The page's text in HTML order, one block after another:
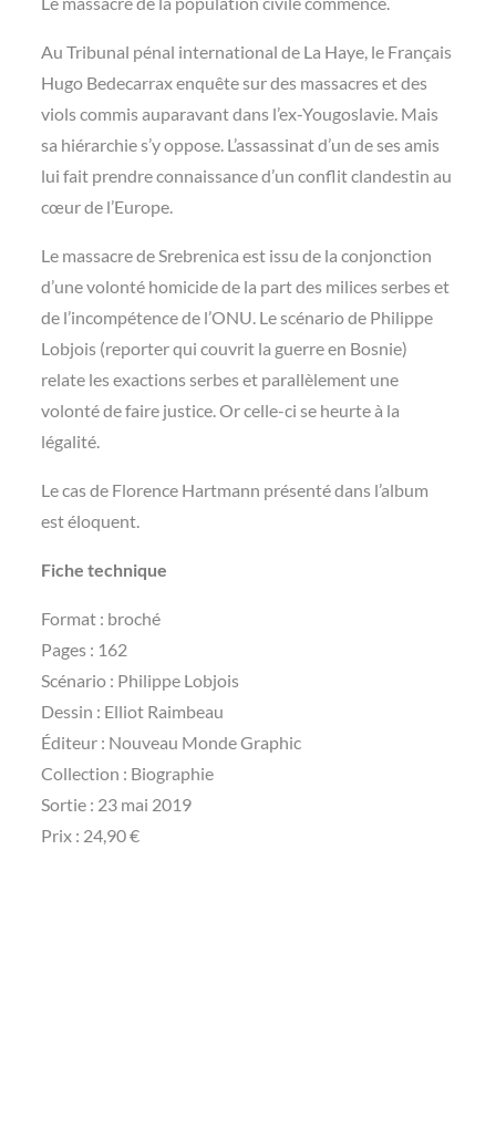
Au Tribunal pénal international de La Haye, le Français
Hugo Bedecarrax enquête sur des massacres et des
viols commis auparavant dans l’ex-Yougoslavie. Mais
sa hiérarchie s’y oppose. L’assassinat d’un de ses amis
lui fait prendre connaissance d’un conflit clandestin au
cœur de l’Europe.
Le massacre de Srebrenica est issu de la conjonction
d’une volonté homicide de la part des milices serbes et
de l’incompétence de l’ONU. Le scénario de Philippe
Lobjois (reporter qui couvrit la guerre en Bosnie)
relate les exactions serbes et parallèlement une
volonté de faire justice. Or celle-ci se heurte à la
légalité.
Le cas de Florence Hartmann présenté dans l’album
est éloquent.
Fiche technique
Format : broché
Pages : 162
Scénario : Philippe Lobjois
Dessin : Elliot Raimbeau
Éditeur : Nouveau Monde Graphic
Collection : Biographie
Sortie : 23 mai 2019
Prix : 24,90 €